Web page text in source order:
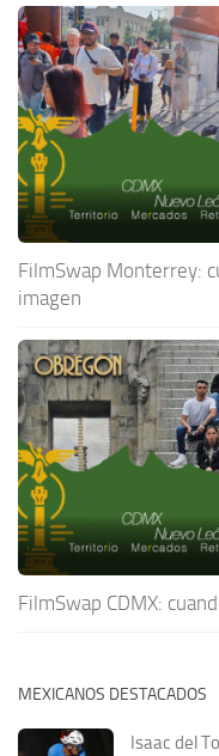
FilmSwap Monterrey:
imagen
FilmSwap CDMX:
MEXICANOS DESTACADOS
Isaac del